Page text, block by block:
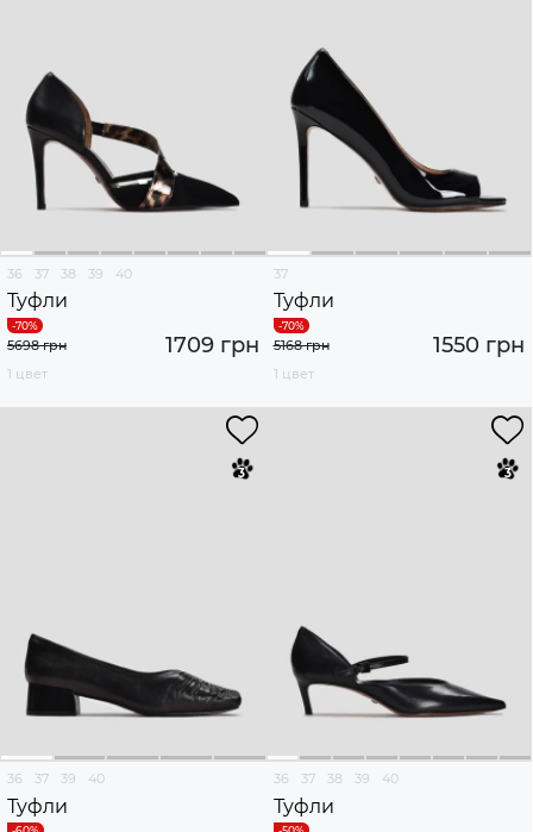
36 37 38 39 40
Туфли
1709 грн
5698 грн
1 цвет
37
Туфли
1550 грн
5168 грн
1 цвет
36 37 39 40
Туфли
36 37 38 39 40
Туфли